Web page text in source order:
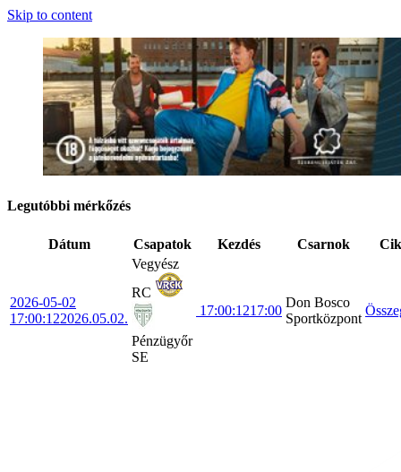
Skip to content
Legutóbbi mérkőzés
Dátum Csapatok Kezdés Csarnok
2026-05-02
17:00:122026.05.02.
Vegyész
RC
Pénzügyőr
SE
17:00:1217:00
Don Bosco
Sportközpont